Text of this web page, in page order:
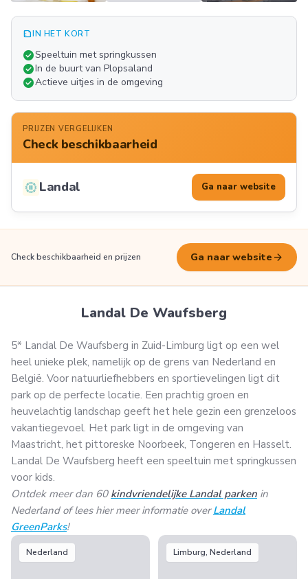
summarizeIN HET KORT
check_circleSpeeltuin met springkussen
check_circleIn de buurt van Plopsaland
check_circleActieve uitjes in de omgeving
PRIJZEN VERGELIJKEN
Check beschikbaarheid
Landal Ga naar website
Check beschikbaarheid en prijzen Ga naar website arrow_forward
Landal De Waufsberg
5* Landal De Waufsberg in Zuid-Limburg ligt op een wel
heel unieke plek, namelijk op de grens van Nederland en
België. Voor natuurliefhebbers en sportievelingen ligt dit
park op de perfecte locatie. Een prachtig groen en
heuvelachtig landschap geeft het hele gezin een grenzeloos
vakantiegevoel. Het park ligt in de omgeving van
Maastricht, het pittoreske Noorbeek, Tongeren en Hasselt.
Landal De Waufsberg heeft een speeltuin met springkussen
voor kids.
Ontdek meer dan 60 kindvriendelijke Landal parken in
Nederland of lees hier meer informatie overLandal
GreenParks!
Nederland Limburg, Nederland